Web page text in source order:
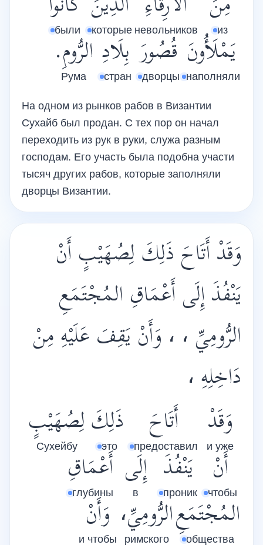
из
невольников
которые
были
يَمْلَأُونَ
наполняли
قُصُورَ
дворцы
بِلَادِ
стран
الرُّومِ.
Рума
На одном из рынков рабов в Византии
Сухайб был продан. С тех пор он начал
переходить из рук в руки, служа разным
господам. Его участь была подобна участи
тысяч других рабов, которые заполняли
дворцы Византии.
وَقَدْ أَتَاحَ ذَلِكَ لِصُهَيْبٍ أَنْ
يَنْفُذَ إِلَى أَعْمَاقِ المُجْتَمَعِ
الرُّومِيِّ ، ، وَأَنْ يَقِفَ عَلَيْهِ مِنْ
دَاخِلِهِ ،
وَقَدْ
и уже
أَتَاحَ
предоставил
ذَلِكَ
это
لِصُهَيْبٍ
Сухейбу
أَنْ
чтобы
يَنْفُذَ
проник
إِلَى
в
أَعْمَاقِ
глубины
المُجْتَمَعِ
общества
الرُّومِيِّ،
римского
وَأَنْ
и чтобы